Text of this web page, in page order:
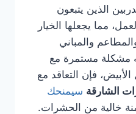
الذين يتبعون
مما يجعلها الخيار
والمباني
مشكلة مستمرة مع
فإن التعاقد مع
الشارقة سيمنحك
خالية من الحشرات.